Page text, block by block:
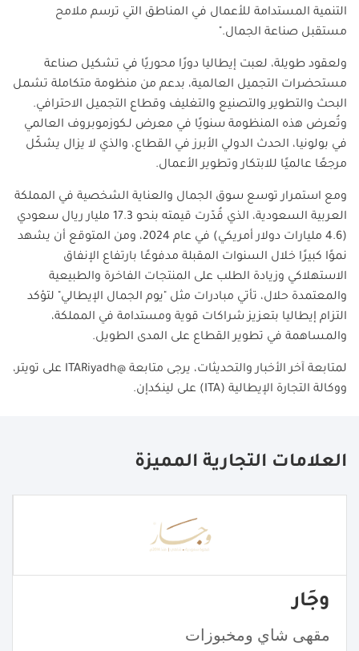
التنمية المستدامة للأعمال في المناطق التي ترسم ملامح
مستقبل صناعة الجمال."
ولعقود طويلة، لعبت إيطاليا دورًا محوريًا في تشكيل صناعة
مستحضرات التجميل العالمية، بدعم من منظومة متكاملة تشمل
البحث والتطوير والتصنيع والتغليف وقطاع التجميل الاحترافي.
وتُعرض هذه المنظومة سنويًا في معرض لـكوزموبروف العالمي
في بولونيا، الحدث الدولي الأبرز في القطاع، والذي لا يزال يشكّل
مرجعًا عالميًا للابتكار وتطوير الأعمال.
ومع استمرار توسع سوق الجمال والعناية الشخصية في المملكة
العربية السعودية، الذي قُدّرت قيمته بنحو 17.3 مليار ريال سعودي
(4.6 مليارات دولار أمريكي) في عام 2024، ومن المتوقع أن يشهد
نموًا كبيرًا خلال السنوات المقبلة مدفوعًا بارتفاع الإنفاق
الاستهلاكي وزيادة الطلب على المنتجات الفاخرة والطبيعية
والمعتمدة حلال، تأتي مبادرات مثل "يوم الجمال الإيطالي" لتؤكد
التزام إيطاليا بتعزيز شراكات قوية ومستدامة في المملكة،
والمساهمة في تطوير القطاع على المدى الطويل.
لمتابعة آخر الأخبار والتحديثات، يرجى متابعة @ITARiyadh على تويتر،
ووكالة التجارة الإيطالية (ITA) على لينكدإن.
العلامات التجارية المميزة
وجَار
مقهى شاي ومخبوزات